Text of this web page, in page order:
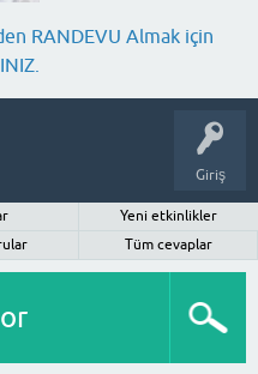
RANDEVU Almak için
Giriş
Yeni etkinlikler
Tüm cevaplar